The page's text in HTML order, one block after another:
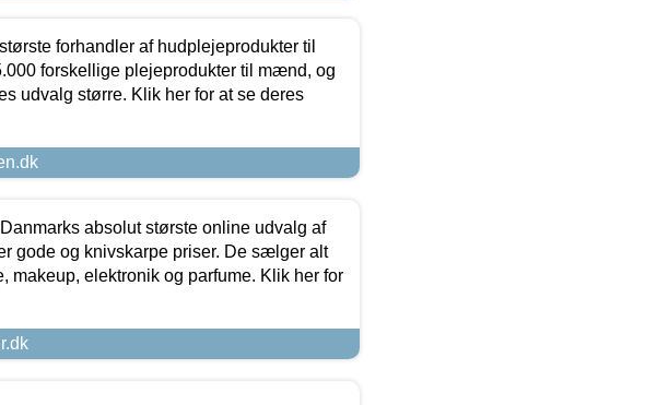
forhandler af hudplejeprodukter til
forskellige plejeprodukter til mænd, og
udvalg større. Klik her for at se deres
absolut største online udvalg af
gode og knivskarpe priser. De sælger alt
makeup, elektronik og parfume. Klik her for